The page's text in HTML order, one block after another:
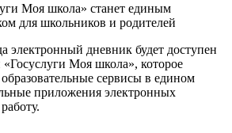
Моя школа» станет единым
для школьников и родителей
электронный дневник будет доступен
Моя школа», которое
сервисы в едином
приложения электронных